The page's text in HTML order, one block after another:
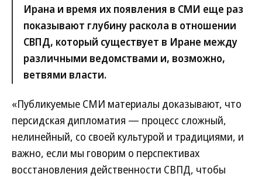
Ирана и время их появления в СМИ еще раз
показывают глубину раскола в отношении
СВПД, который существует в Иране между
различными ведомствами и, возможно,
ветвями власти.
«Публикуемые СМИ материалы доказывают, что
персидская дипломатия — процесс сложный,
нелинейный, со своей культурой и традициями, и
важно, если мы говорим о перспективах
восстановления действенности СВПД, чтобы